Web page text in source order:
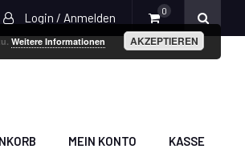
Login / Anmelden 0
MEIN KONTO KASSE
Weitere Informationen AKZEPTIEREN